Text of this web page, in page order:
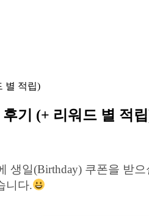
별 적립)
기 (+ 리워드 별 적
생일(Birthday) 쿠폰을 받
니다.